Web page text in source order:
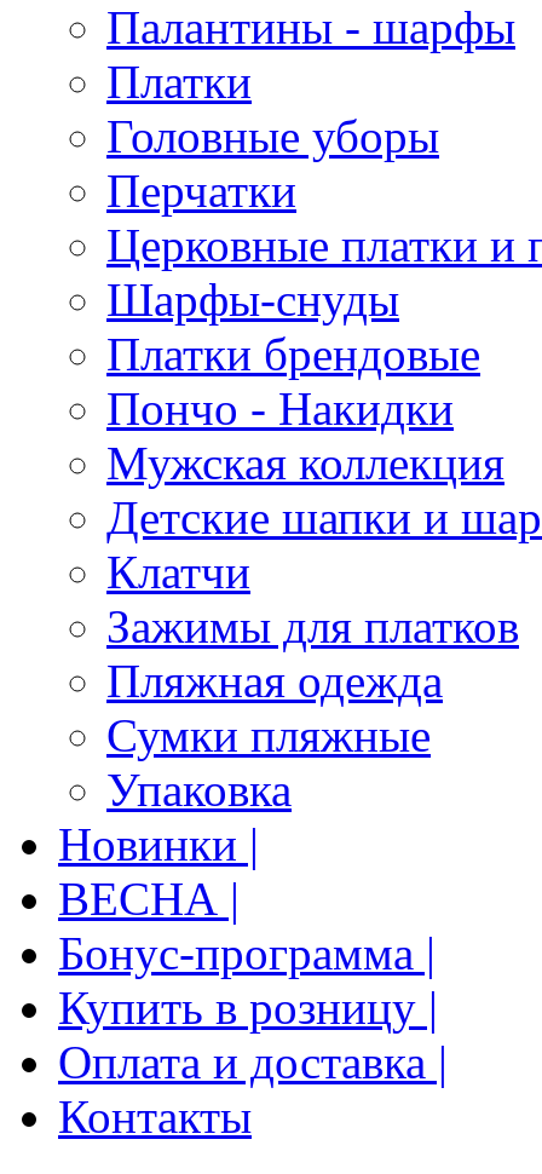
Палантины - шарфы
Платки
Головные уборы
Перчатки
Церковные платки и
Шарфы-снуды
Платки брендовые
Пончо - Накидки
Мужская коллекция
Детские шапки и
Клатчи
Зажимы для платков
Пляжная одежда
Сумки пляжные
Упаковка
Новинки |
ВЕСНА |
Бонус-программа |
Купить в розницу |
Оплата и доставка |
Контакты